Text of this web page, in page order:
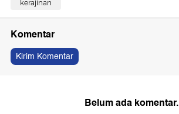
kerajinan
Komentar
Kirim Komentar
Belum ada komentar.